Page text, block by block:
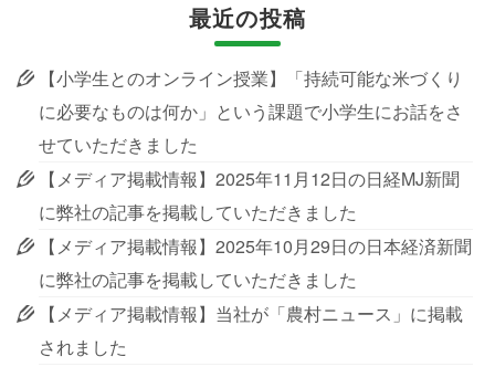
最近の投稿
【小学生とのオンライン授業】「持続可能な米づくり
に必要なものは何か」という課題で小学生にお話をさ
せていただきました
【メディア掲載情報】2025年11月12日の日経MJ新聞
に弊社の記事を掲載していただきました
【メディア掲載情報】2025年10月29日の日本経済新聞
に弊社の記事を掲載していただきました
【メディア掲載情報】当社が「農村ニュース」に掲載
されました